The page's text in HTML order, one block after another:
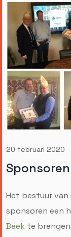
20 februari 2020
Het bestuur van
sponsoren een
Beek te